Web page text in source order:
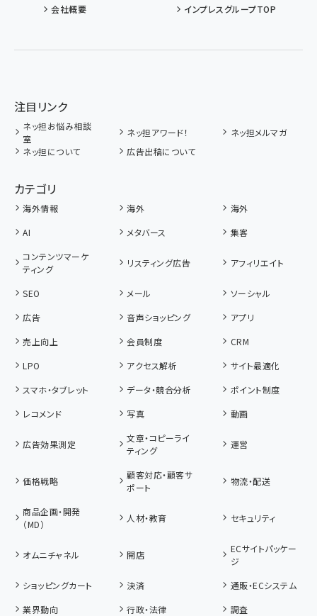
会社概要
インプレスグループTOP
注目リンク
ネッ担お悩み相談
室
ネッ担アワード！
ネッ担メルマガ
ネッ担について
広告出稿について
カテゴリ
海外情報 海外
海外
AI
メタバース
集客
コンテンツマーケ
ティング
リスティング広告 アフィリエイト
SEO メール
ソーシャル
広告
音声ショッピング
アプリ
売上向上
会員制度
CRM
LPO
アクセス解析
サイト最適化
スマホ・タブレット
データ・競合分析
ポイント制度
レコメンド
写真 動画
広告効果測定
文章・コピーライ
ティング
運営
価格戦略
顧客対応・顧客サ
ポート
物流・配送
商品企画・開発
（MD）
人材・教育 セキュリティ
オムニチャネル 開店
ECサイトパッケー
ジ
ショッピングカート
決済
通販・ECシステム
業界動向
行政・法律
調査